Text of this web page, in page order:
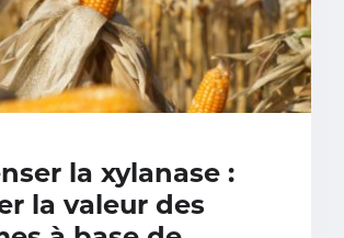
la xylanase :
la valeur des